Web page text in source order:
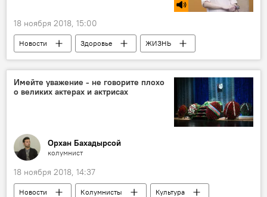
18 ноября 2018, 15:00
Новости Здоровье
ЖИЗНЬ
РАДИО
МУЛЬТИМЕДИА
Имейте уважение - не говорите плохо
о великих актерах и актрисах
Орхан Бахадырсой
колумнист
18 ноября 2018, 14:37
Новости Колумнисты
Культура